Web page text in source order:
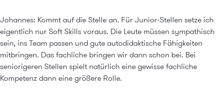
Johannes: Kommt auf die Stelle an. Für Junior-Stellen setze ich
eigentlich nur Soft Skills voraus. Die Leute müssen sympathisch
sein, ins Team passen und gute autodidaktische Fähigkeiten
mitbringen. Das fachliche bringen wir dann schon bei. Bei
seniorigeren Stellen spielt natürlich eine gewisse fachliche
Kompetenz dann eine größere Rolle.